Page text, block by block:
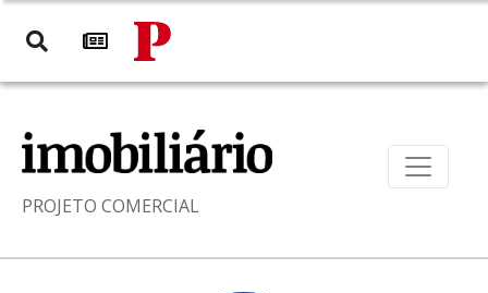
PROJETO COMERCIAL